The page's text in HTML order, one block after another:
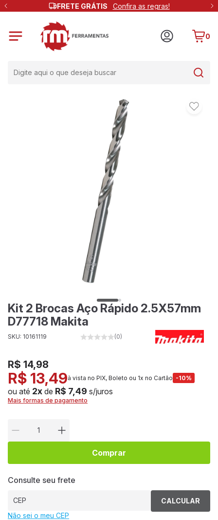
FRETE GRÁTIS Confira as regras!
0
Kit 2 Brocas Aço Rápido 2.5X57mm
D77718 Makita
SKU: 10161119 (0)
R$ 14,98
R$ 13,49à vista no PIX, Boleto ou 1x no Cartão -10%
ou até 2x de R$ 7,49 s/juros
Mais formas de pagamento
Comprar
Consulte seu frete
CALCULAR
Não sei o meu CEP